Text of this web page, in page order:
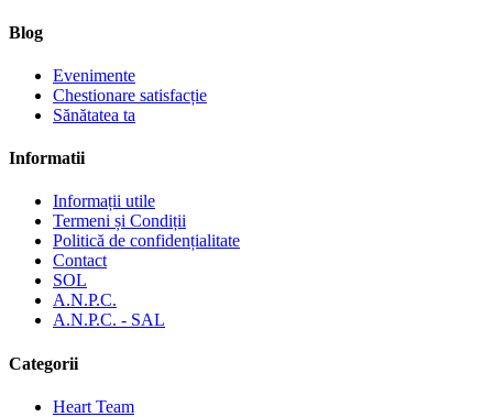
Blog
Evenimente
Chestionare satisfacție
Sănătatea ta
Informatii
Informații utile
Termeni și Condiții
Politică de confidențialitate
Contact
SOL
A.N.P.C.
A.N.P.C. - SAL
Categorii
Heart Team